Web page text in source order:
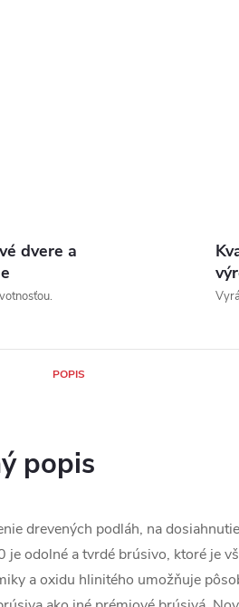
dvere a
POPIS
popis
drevených podláh, na
je odolné a tvrdé brúsivo, ktoré je
a oxidu hlinitého umožňuje